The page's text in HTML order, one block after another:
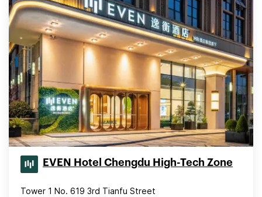
EVEN Hotel Chengdu High-Tech Zone
Tower 1 No. 619 3rd Tianfu Street